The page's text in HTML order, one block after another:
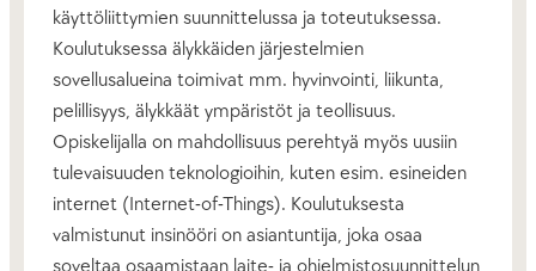
käyttöliittymien suunnittelussa ja toteutuksessa.
Koulutuksessa älykkäiden järjestelmien
sovellusalueina toimivat mm. hyvinvointi, liikunta,
pelillisyys, älykkäät ympäristöt ja teollisuus.
Opiskelijalla on mahdollisuus perehtyä myös uusiin
tulevaisuuden teknologioihin, kuten esim. esineiden
internet (Internet-of-Things). Koulutuksesta
valmistunut insinööri on asiantuntija, joka osaa
soveltaa osaamistaan laite- ja ohjelmistosuunnittelun